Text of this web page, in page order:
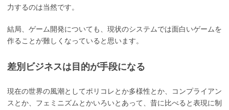
力するのは当然です。
結局、ゲーム開発についても、現状のシステムでは面白いゲームを
作ることが難しくなっていると思います。
差別ビジネスは目的が手段になる
現在の世界の風潮としてポリコレとか多様性とか、コンプライアン
スとか、フェミニズムとかいろいとあって、昔に比べると表現に制